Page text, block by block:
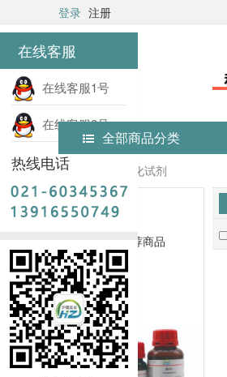
在线客服
在线客服1号
在线客服2号
热线电话
登录 注册
全部商品分类
首页
常用生化试剂
新品推荐
暂无推荐商品
销量排行